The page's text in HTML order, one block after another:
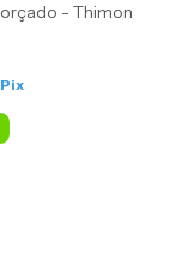
- Thimon
Pix